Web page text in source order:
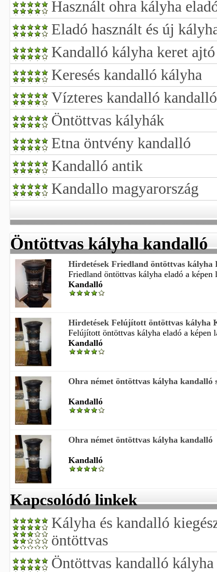
Használt ohra kályha
Eladó használt és új
Kandalló kályha keret
Keresés kandalló kályha
Vízteres kandalló
Öntöttvas kályhák
Etna öntvény kandalló
Kandalló antik
Kandallo magyarország
Öntöttvas kályha kandalló
Hirdetések Friedland öntöttvas kályha
Friedland öntöttvas kályha eladó a képen
Kandalló
Hirdetések Felújított öntöttvas kályha
Felújított öntöttvas kályha eladó a képen
Kandalló
Ohra német öntöttvas kályha kandalló
Kandalló
Ohra német öntöttvas kályha kandalló
Kandalló
Kapcsolódó linkek
Kályha és kandalló
öntöttvas
Öntöttvas kandalló kályha